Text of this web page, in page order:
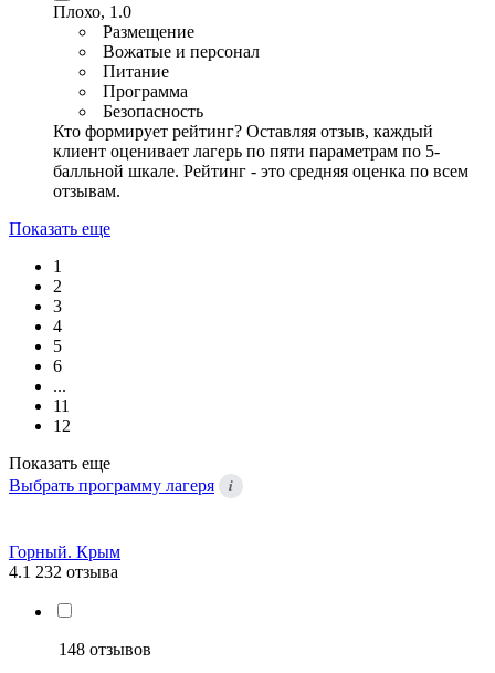
Плохо, 1.0
Размещение
Вожатые и персонал
Питание
Программа
Безопасность
Кто формирует рейтинг? Оставляя отзыв, каждый
клиент оценивает лагерь по пяти параметрам по 5-
балльной шкале. Рейтинг - это средняя оценка по всем
отзывам.
Показать еще
1
2
3
4
5
6
...
11
12
Показать еще
Выбрать программу лагеря
i
Горный. Крым
4.1 232 отзыва
148 отзывов